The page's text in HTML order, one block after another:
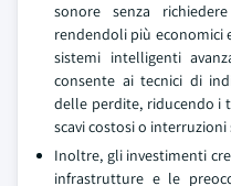
sonore senza
rendendoli più economici
sistemi intelligenti
consente ai tecnici di
delle perdite, riducendo i
scavi costosi o
Inoltre, gli investimenti
infrastrutture e le